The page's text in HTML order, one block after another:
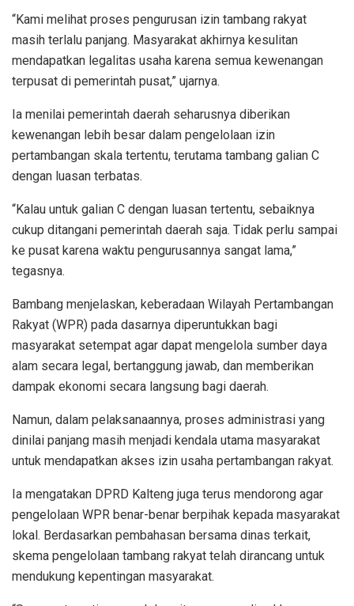
“Kami melihat proses pengurusan izin tambang rakyat
masih terlalu panjang. Masyarakat akhirnya kesulitan
mendapatkan legalitas usaha karena semua kewenangan
terpusat di pemerintah pusat,” ujarnya.
Ia menilai pemerintah daerah seharusnya diberikan
kewenangan lebih besar dalam pengelolaan izin
pertambangan skala tertentu, terutama tambang galian C
dengan luasan terbatas.
“Kalau untuk galian C dengan luasan tertentu, sebaiknya
cukup ditangani pemerintah daerah saja. Tidak perlu sampai
ke pusat karena waktu pengurusannya sangat lama,”
tegasnya.
Bambang menjelaskan, keberadaan Wilayah Pertambangan
Rakyat (WPR) pada dasarnya diperuntukkan bagi
masyarakat setempat agar dapat mengelola sumber daya
alam secara legal, bertanggung jawab, dan memberikan
dampak ekonomi secara langsung bagi daerah.
Namun, dalam pelaksanaannya, proses administrasi yang
dinilai panjang masih menjadi kendala utama masyarakat
untuk mendapatkan akses izin usaha pertambangan rakyat.
Ia mengatakan DPRD Kalteng juga terus mendorong agar
pengelolaan WPR benar-benar berpihak kepada masyarakat
lokal. Berdasarkan pembahasan bersama dinas terkait,
skema pengelolaan tambang rakyat telah dirancang untuk
mendukung kepentingan masyarakat.